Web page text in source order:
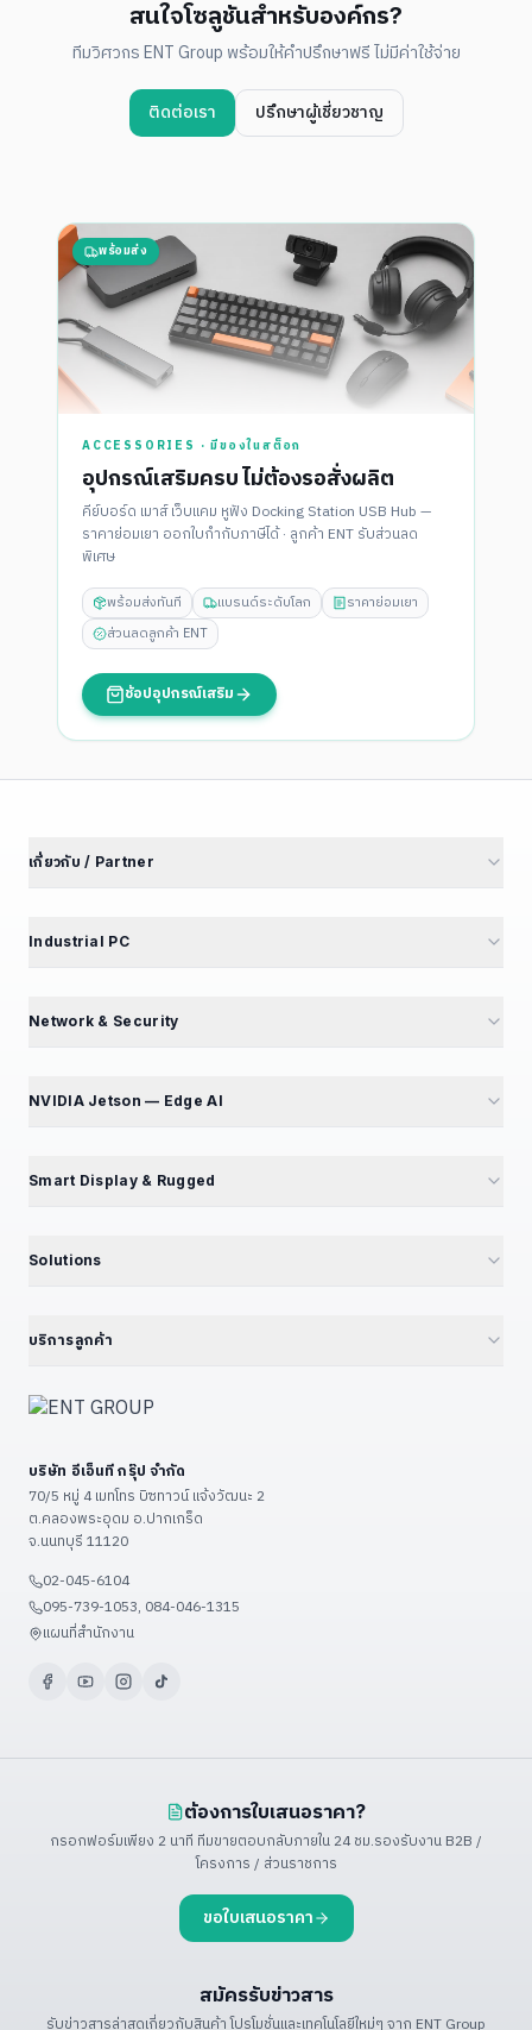
สนใจโซลูชันสำหรับองค์กร?
ทีมวิศวกร ENT Group พร้อมให้คำปรึกษาฟรี ไม่มีค่าใช้จ่าย
ติดต่อเรา ปรึกษาผู้เชี่ยวชาญ
พร้อมส่ง
ACCESSORIES · มีของในสต็อก
อุปกรณ์เสริมครบ ไม่ต้องรอสั่งผลิต
คีย์บอร์ด เมาส์ เว็บแคม หูฟัง Docking Station USB Hub —
ราคาย่อมเยา ออกใบกำกับภาษีได้ · ลูกค้า ENT รับส่วนลด
พิเศษ
พร้อมส่งทันที แบรนด์ระดับโลก
ราคาย่อมเยา
ส่วนลดลูกค้า ENT
ช้อปอุปกรณ์เสริม
เกี่ยวกับ / Partner
นักลงทุนสัมพันธ์
ร่วมงานกับเรา — เปิดรับ 5 ตำแหน่ง
Industrial PC
Mini PC — Office & SME
UPC Series — LEGO Modular
Network & Security
GT194L — 2.5G Best Seller
IPC090 — Xeon 10G SFP+
NVIDIA Jetson — Edge AI
📦 แคตตาล็อกผลิตภัณฑ์
Developer Kits
Professional Graphics Card
ดูเพิ่มเติม (+7)
Smart Display & Rugged
15.6" Floor Kiosk (KD156B)
23.8" Wall-Mount Kiosk
27" – 32" Conference
ดูเพิ่มเติม (+13)
Solutions
Smart Factory 4.0
Government — ราชการ/รัฐวิสาหกิจ
Restaurant & POS / KIOSK
Food Factory — โรงงานอาหาร
ดูเพิ่มเติม (+9)
บริการลูกค้า
ลงทะเบียนสินค้า
เงื่อนไขรับประกัน
วิธีชำระเงิน
ติดต่อเรา / แผนที่
ดูเพิ่มเติม (+3)
บริษัท อีเอ็นที กรุ๊ป จำกัด
70/5 หมู่ 4 เมทโทร บิซทาวน์ แจ้งวัฒนะ 2
ต.คลองพระอุดม อ.ปากเกร็ด
จ.นนทบุรี 11120
02-045-6104
095-739-1053, 084-046-1315
แผนที่สำนักงาน
ต้องการใบเสนอราคา?
กรอกฟอร์มเพียง 2 นาที ทีมขายตอบกลับภายใน 24 ชม.รองรับงาน B2B /
โครงการ / ส่วนราชการ
ขอใบเสนอราคา
สมัครรับข่าวสาร
รับข่าวสารล่าสุดเกี่ยวกับสินค้า โปรโมชั่นและเทคโนโลยีใหม่ๆ จาก ENT Group